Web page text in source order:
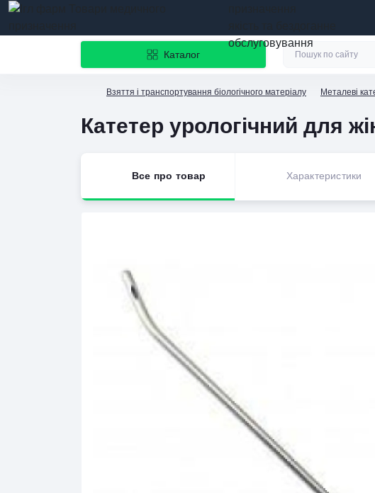
обслуговування
Каталог
Взяття і транспортування біологічного матеріалу Металеві
Катетер урологічний для
Все про товар Характеристики